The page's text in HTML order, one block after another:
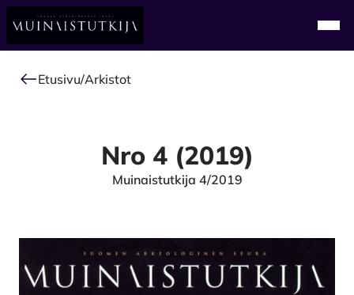
Alkuun
Etusivu/Arkistot
Nro 4 (2019)
Muinaistutkija 4/2019